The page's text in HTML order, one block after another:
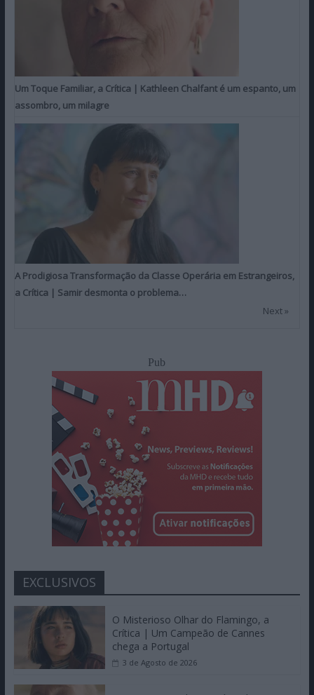
Um Toque Familiar, a Crítica | Kathleen Chalfant é um espanto, um
assombro, um milagre
A Prodigiosa Transformação da Classe Operária em Estrangeiros,
a Crítica | Samir desmonta o problema…
Next »
Pub
EXCLUSIVOS
O Misterioso Olhar do Flamingo, a
Crítica | Um Campeão de Cannes
chega a Portugal
3 de Agosto de 2026